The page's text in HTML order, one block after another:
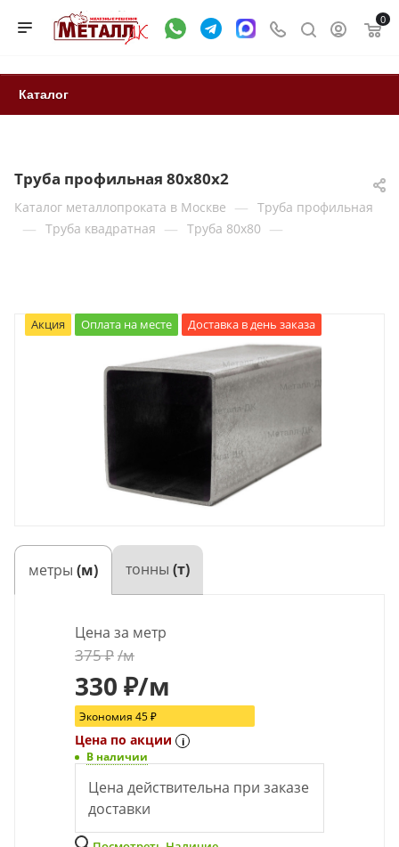
0
Каталог
Труба профильная 80х80х2
Каталог металлопроката в Москве — Труба профильная
— Труба квадратная — Труба 80x80 —
Акция Оплата на месте Доставка в день заказа
метры (м) тонны (т)
Цена за метр
375₽/м
330 ₽/м
Экономия 45₽
Цена по акции i
В наличии
Цена действительна при заказе
доставки